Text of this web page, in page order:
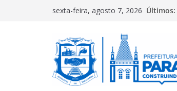
sexta-feira, agosto 7, 2026 Últimos: